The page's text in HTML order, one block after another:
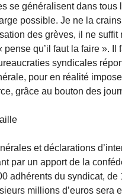
se généralisent dans
possible. Je ne la
des grèves, il ne
qu’il faut la faire ».
syndicales
pour en réalité
grâce au bouton des
et déclarations
par un apport de la
adhérents du syndicat,
millions d’euros sera